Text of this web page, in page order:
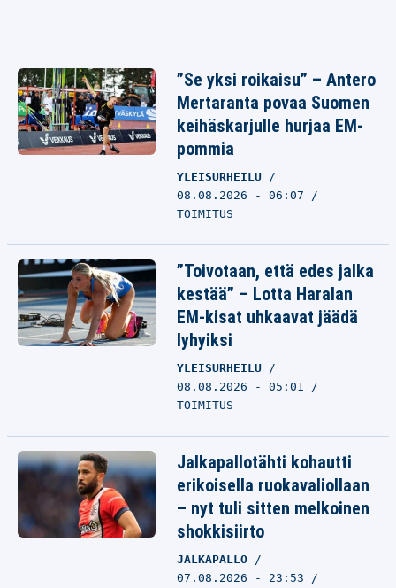
”Se yksi roikaisu” – Antero
Mertaranta povaa Suomen
keihäskarjulle hurjaa EM-
pommia
YLEISURHEILU
08.08.2026 - 06:07
TOIMITUS
”Toivotaan, että edes jalka
kestää” – Lotta Haralan
EM-kisat uhkaavat jäädä
lyhyiksi
YLEISURHEILU
08.08.2026 - 05:01
TOIMITUS
Jalkapallotähti kohautti
erikoisella ruokavaliollaan
– nyt tuli sitten melkoinen
shokkisiirto
JALKAPALLO
07.08.2026 - 23:53